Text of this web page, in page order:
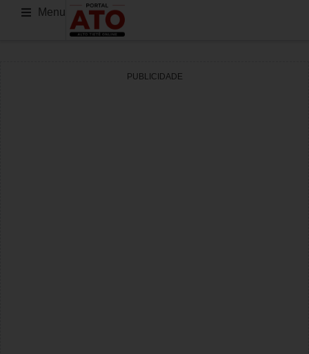
Menu
PUBLICIDADE